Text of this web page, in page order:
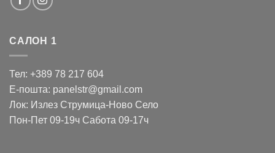
САЛОН 1
Тел: +389 78 217 604
Е-пошта: panelstr@gmail.com
Лок: Излез Струмица-Ново Село
Пон-Пет 09-19ч Сабота 09-17ч